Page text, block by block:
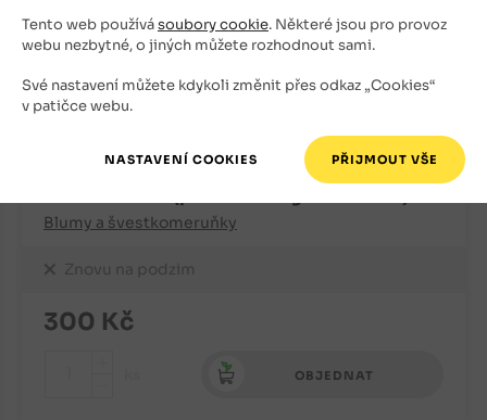
Tento web používásoubory cookie. Některé jsou pro provoz
webu nezbytné, o jiných můžete rozhodnout sami.
Své nastavení můžete kdykoli změnit přes odkaz „Cookies“
v patičce webu.
Blumy a švestkomeruňky
Znovu na podzim
300 Kč
OBJEDNAT